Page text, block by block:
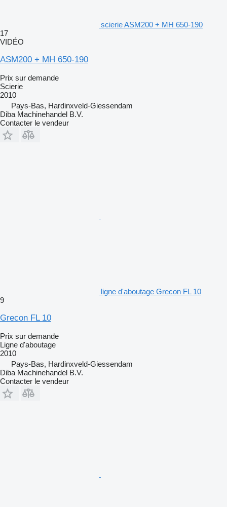
scierie ASM200 + MH 650-190
17
VIDÉO
ASM200 + MH 650-190
Prix sur demande
Scierie
2010
Pays-Bas, Hardinxveld-Giessendam
Diba Machinehandel B.V.
Contacter le vendeur
ligne d'aboutage Grecon FL 10
9
Grecon FL 10
Prix sur demande
Ligne d'aboutage
2010
Pays-Bas, Hardinxveld-Giessendam
Diba Machinehandel B.V.
Contacter le vendeur